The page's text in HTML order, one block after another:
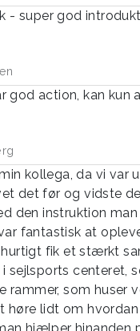
super god
god action, kan
kollega, da vi var
det før og vidste
den instruktion
fantastisk at
fik et stærkt
sejlsports centeret,
som huser
høre lidt om